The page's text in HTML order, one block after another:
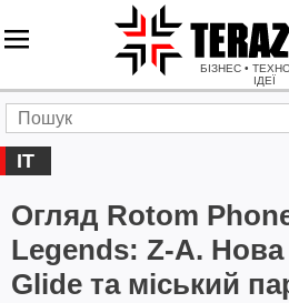
БІЗНЕС •
ІДЕЇ
IT
Огляд Rotom
Legends: Z-A.
Glide та міський